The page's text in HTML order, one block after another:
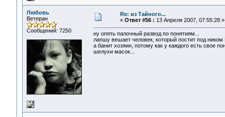
Любовь
Ветеран
Сообщений: 7250
Re: из Тайного...
« Ответ #56 : 13 Апреля 2007, 07:55:28 »
ну опять палочный развод по понятиям...
лапшу вешает человек, который постит под
а банит хозяин, потому как у каждого есть свое
шелухи масок...